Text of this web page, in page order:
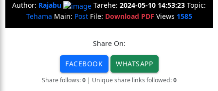
Author: Rajabu Tarehe: 2024-05-10 14:53:23 Topic:
Tehama Main: PostFile: Download PDF Views 1585
Share On:
FACEBOOK WHATSAPP
Share follows:0| Unique share links followed:0